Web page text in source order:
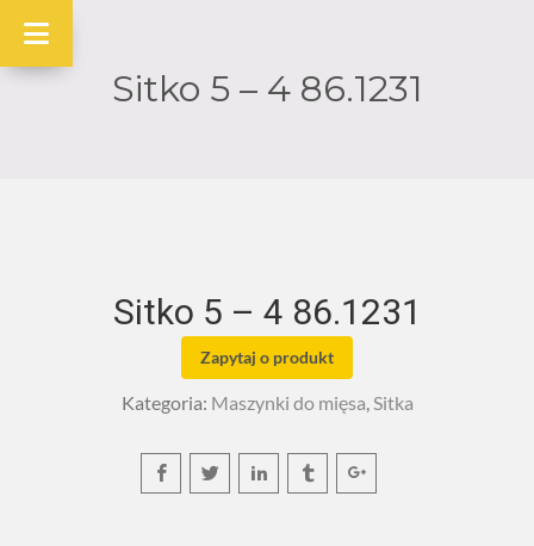
Sitko 5 – 4 86.1231
Sitko 5 – 4 86.1231
Zapytaj o produkt
Kategoria: Maszynki do mięsa,Sitka